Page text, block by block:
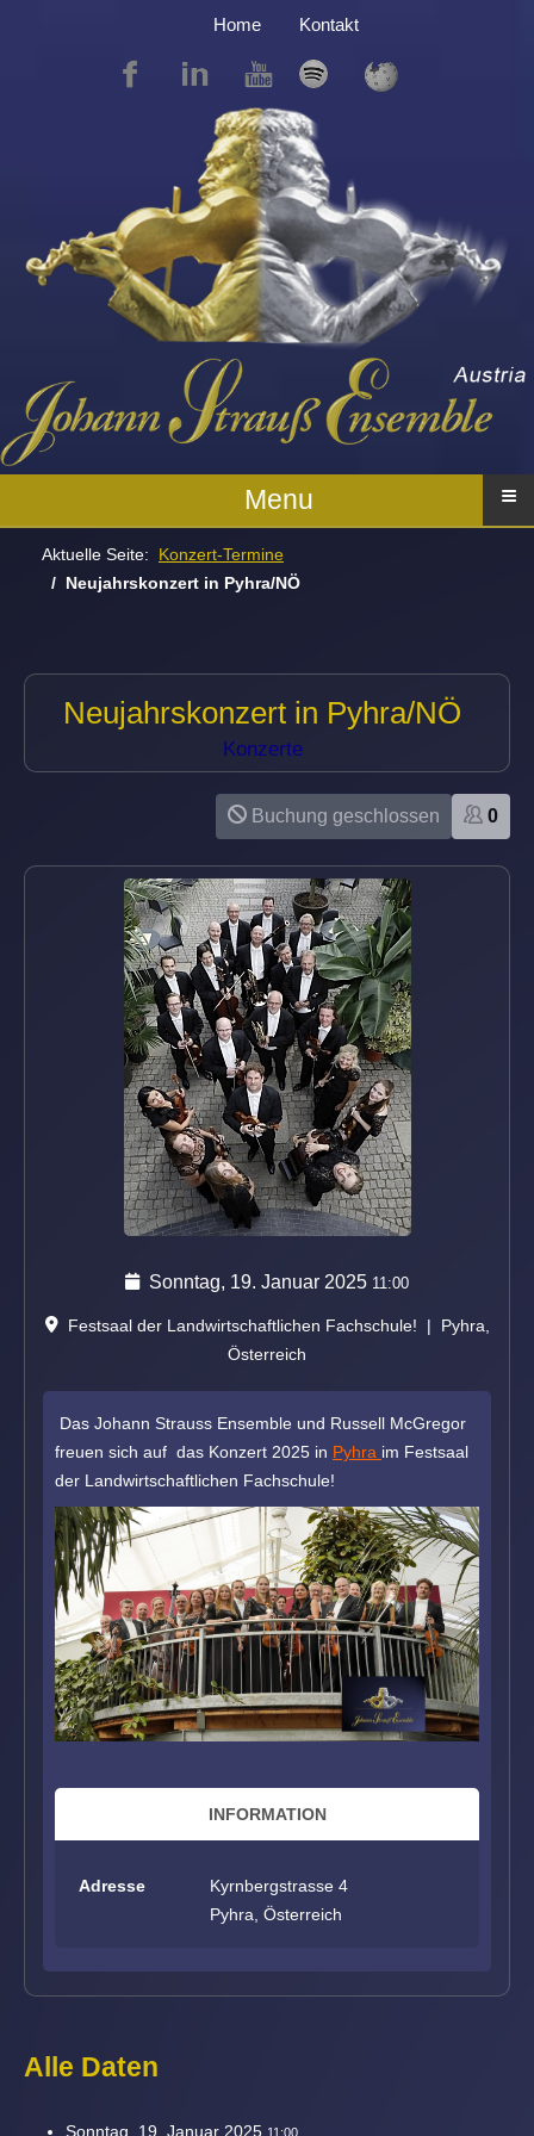
Home Kontakt
Menu ≡
Aktuelle Seite: Konzert-Termine
Neujahrskonzert in Pyhra/NÖ
Neujahrskonzert in Pyhra/NÖ
Konzerte
Buchung geschlossen 0
Sonntag, 19. Januar 2025 11:00
Festsaal der Landwirtschaftlichen Fachschule! |
Pyhra,
Österreich
Das Johann Strauss Ensemble und Russell McGregor
freuen sich auf das Konzert 2025 in Pyhra im Festsaal
der Landwirtschaftlichen Fachschule!
INFORMATION
Adresse
Kyrnbergstrasse 4
Pyhra, Österreich
Alle Daten
Sonntag, 19. Januar 2025 11:00